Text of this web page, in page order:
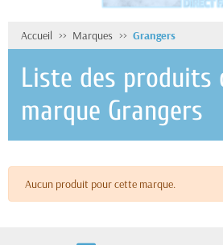
Accueil Marques Grangers
Liste des produits
marque Grangers
Aucun produit pour cette marque.